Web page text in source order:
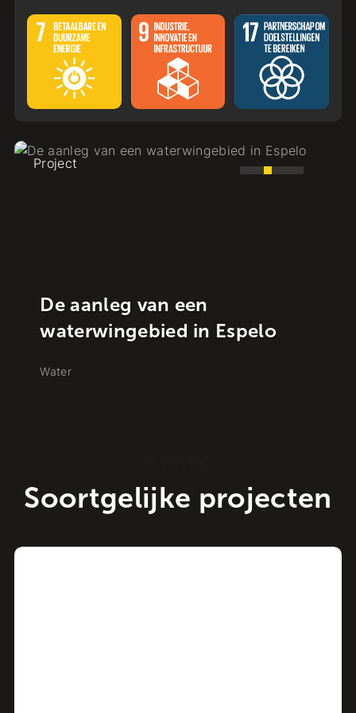
Project
De aanleg van een
waterwingebied in Espelo
Soortgelijke projecten